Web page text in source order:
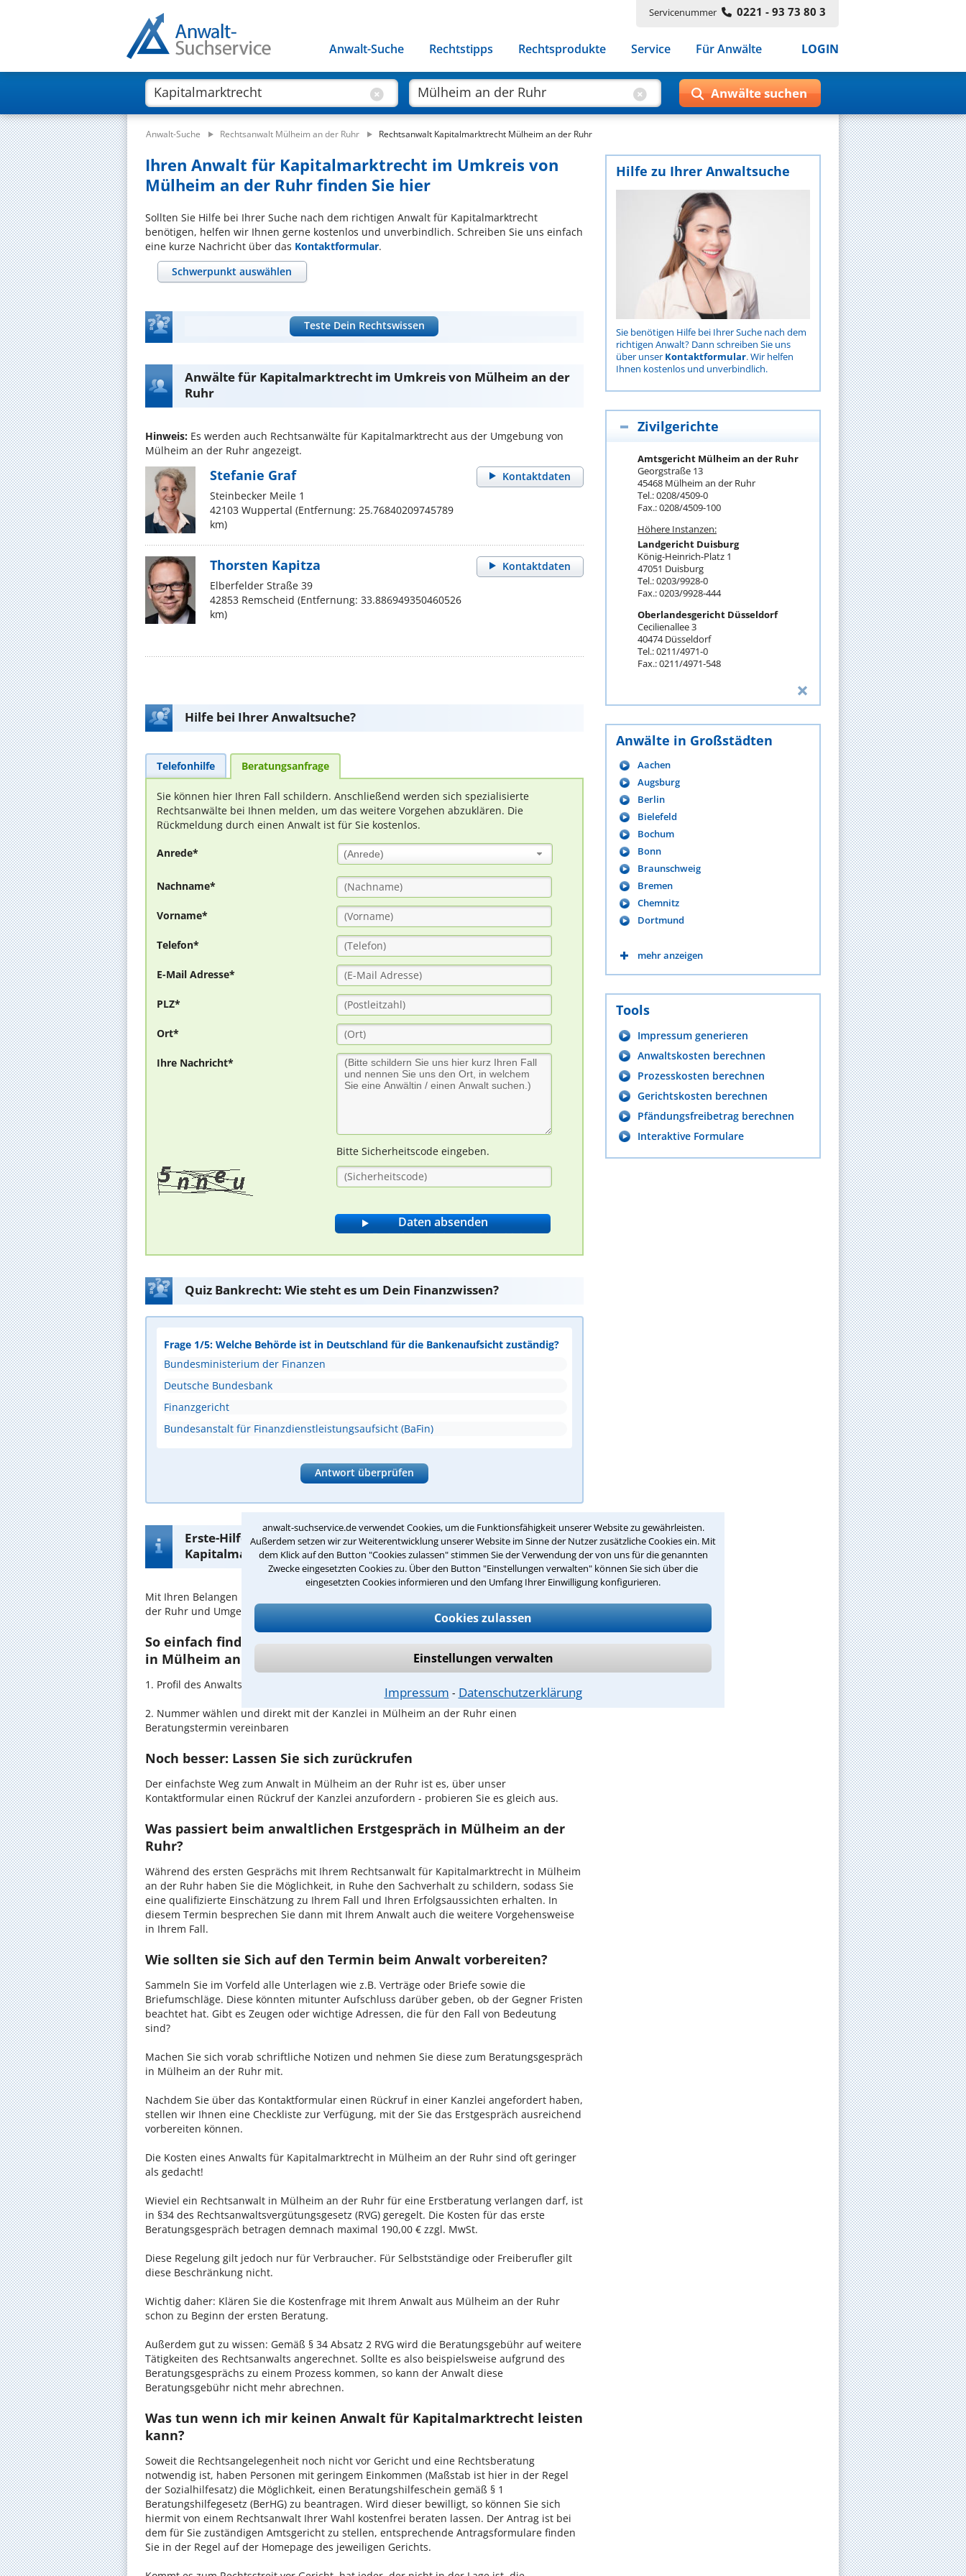
anwalt-suchservice.de verwendet Cookies, um die Funktionsfähigkeit unserer Website zu gewährleisten.
Außerdem setzen wir zur Weiterentwicklung unserer Website im Sinne der Nutzer zusätzliche Cookies ein. Mit
dem Klick auf den Button "Cookies zulassen" stimmen Sie der Verwendung der von uns für die genannten
Zwecke eingesetzten Cookies zu. Über den Button "Einstellungen verwalten" können Sie sich über die
eingesetzten Cookies informieren und den Umfang Ihrer Einwilligung konfigurieren.
Cookies zulassen
Einstellungen verwalten
Impressum ⁃ Datenschutzerklärung
Servicenummer 0221 - 93 73 80 3
Anwalt-Suche Rechtstipps Rechtsprodukte Service Für Anwälte LOGIN
Anwalt-Suche Rechtsanwalt Mülheim an der Ruhr Rechtsanwalt Kapitalmarktrecht Mülheim an der Ruhr
Ihren Anwalt für Kapitalmarktrecht im Umkreis von
Mülheim an der Ruhr finden Sie hier
Sollten Sie Hilfe bei Ihrer Suche nach dem richtigen Anwalt für Kapitalmarktrecht
benötigen, helfen wir Ihnen gerne kostenlos und unverbindlich. Schreiben Sie uns einfach
eine kurze Nachricht über das Kontaktformular.
Schwerpunkt auswählen
Teste Dein Rechtswissen
Anwälte für Kapitalmarktrecht im Umkreis von Mülheim an der
Ruhr
Hinweis: Es werden auch Rechtsanwälte für Kapitalmarktrecht aus der Umgebung von
Mülheim an der Ruhr angezeigt.
Kontaktdaten
Stefanie Graf
Steinbecker Meile 1
42103 Wuppertal (Entfernung: 25.76840209745789
km)
Kontaktdaten
Thorsten Kapitza
Elberfelder Straße 39
42853 Remscheid (Entfernung: 33.886949350460526
km)
Hilfe bei Ihrer Anwaltsuche?
Telefonhilfe Beratungsanfrage
Sie können hier Ihren Fall schildern. Anschließend werden sich spezialisierte
Rechtsanwälte bei Ihnen melden, um das weitere Vorgehen abzuklären. Die
Rückmeldung durch einen Anwalt ist für Sie kostenlos.
Anrede* (Anrede)
Nachname*
Vorname*
Telefon*
E-Mail Adresse*
PLZ*
Ort*
Ihre Nachricht*
Bitte Sicherheitscode eingeben.
Quiz Bankrecht: Wie steht es um Dein Finanzwissen?
Frage 1/5: Welche Behörde ist in Deutschland für die Bankenaufsicht zuständig?
Bundesministerium der Finanzen
Deutsche Bundesbank
Finanzgericht
Bundesanstalt für Finanzdienstleistungsaufsicht (BaFin)
Antwort überprüfen
Erste-Hilfe-Infos zur Suche nach einem Anwalt für
Kapitalmarktrecht in Mülheim an der Ruhr
Mit Ihren Belangen im
der Ruhr und Umgebung in guten Händen.
So einfach finden Sie den passenden Anwalt für Kapitalmarktrecht
in Mülheim an der Ruhr:
1. Profil des Anwalts für Kapitalmarktrecht in Ihrer Umgebung auswählen
2. Nummer wählen und direkt mit der Kanzlei in Mülheim an der Ruhr einen
Beratungstermin vereinbaren
Noch besser: Lassen Sie sich zurückrufen
Der einfachste Weg zum Anwalt in Mülheim an der Ruhr ist es, über unser
Kontaktformular einen Rückruf der Kanzlei anzufordern - probieren Sie es gleich aus.
Was passiert beim anwaltlichen Erstgespräch in Mülheim an der
Ruhr?
Während des ersten Gesprächs mit Ihrem Rechtsanwalt für Kapitalmarktrecht in Mülheim
an der Ruhr haben Sie die Möglichkeit, in Ruhe den Sachverhalt zu schildern, sodass Sie
eine qualifizierte Einschätzung zu Ihrem Fall und Ihren Erfolgsaussichten erhalten. In
diesem Termin besprechen Sie dann mit Ihrem Anwalt auch die weitere Vorgehensweise
in Ihrem Fall.
Wie sollten sie Sich auf den Termin beim Anwalt vorbereiten?
Sammeln Sie im Vorfeld alle Unterlagen wie z.B. Verträge oder Briefe sowie die
Briefumschläge. Diese könnten mitunter Aufschluss darüber geben, ob der Gegner Fristen
beachtet hat. Gibt es Zeugen oder wichtige Adressen, die für den Fall von Bedeutung
sind?
Machen Sie sich vorab schriftliche Notizen und nehmen Sie diese zum Beratungsgespräch
in Mülheim an der Ruhr mit.
Nachdem Sie über das Kontaktformular einen Rückruf in einer Kanzlei angefordert haben,
stellen wir Ihnen eine Checkliste zur Verfügung, mit der Sie das Erstgespräch ausreichend
vorbereiten können.
Die Kosten eines Anwalts für Kapitalmarktrecht in Mülheim an der Ruhr sind oft geringer
als gedacht!
Wieviel ein Rechtsanwalt in Mülheim an der Ruhr für eine Erstberatung verlangen darf, ist
in §34 des Rechtsanwaltsvergütungsgesetz (RVG) geregelt. Die Kosten für das erste
Beratungsgespräch betragen demnach maximal 190,00 € zzgl. MwSt.
Diese Regelung gilt jedoch nur für Verbraucher. Für Selbstständige oder Freiberufler gilt
diese Beschränkung nicht.
Wichtig daher: Klären Sie die Kostenfrage mit Ihrem Anwalt aus Mülheim an der Ruhr
schon zu Beginn der ersten Beratung.
Außerdem gut zu wissen: Gemäß § 34 Absatz 2 RVG wird die Beratungsgebühr auf weitere
Tätigkeiten des Rechtsanwalts angerechnet. Sollte es also beispielsweise aufgrund des
Beratungsgesprächs zu einem Prozess kommen, so kann der Anwalt diese
Beratungsgebühr nicht mehr abrechnen.
Was tun wenn ich mir keinen Anwalt für Kapitalmarktrecht leisten
kann?
Soweit die Rechtsangelegenheit noch nicht vor Gericht und eine Rechtsberatung
notwendig ist, haben Personen mit geringem Einkommen (Maßstab ist hier in der Regel
der Sozialhilfesatz) die Möglichkeit, einen Beratungshilfeschein gemäß § 1
Beratungshilfegesetz (BerHG) zu beantragen. Wird dieser bewilligt, so können Sie sich
hiermit von einem Rechtsanwalt Ihrer Wahl kostenfrei beraten lassen. Der Antrag ist bei
dem für Sie zuständigen Amtsgericht zu stellen, entsprechende Antragsformulare finden
Sie in der Regel auf der Homepage des jeweiligen Gerichts.
Hilfe zu Ihrer Anwaltsuche
Sie benötigen Hilfe bei Ihrer Suche nach dem
richtigen Anwalt? Dann schreiben Sie uns
über unser Kontaktformular. Wir helfen
Ihnen kostenlos und unverbindlich.
Zivilgerichte
Amtsgericht Mülheim an der Ruhr
Georgstraße 13
45468 Mülheim an der Ruhr
Tel.: 0208/4509-0
Fax.: 0208/4509-100
Höhere Instanzen:
Landgericht Duisburg
König-Heinrich-Platz 1
47051 Duisburg
Tel.: 0203/9928-0
Fax.: 0203/9928-444
Oberlandesgericht Düsseldorf
Cecilienallee 3
40474 Düsseldorf
Tel.: 0211/4971-0
Fax.: 0211/4971-548
Anwälte in Großstädten
Aachen
Augsburg
Berlin
Bielefeld
Bochum
Bonn
Braunschweig
Bremen
Chemnitz
Dortmund
mehr anzeigen
Tools
Impressum generieren
Anwaltskosten berechnen
Prozesskosten berechnen
Gerichtskosten berechnen
Pfändungsfreibetrag berechnen
Interaktive Formulare